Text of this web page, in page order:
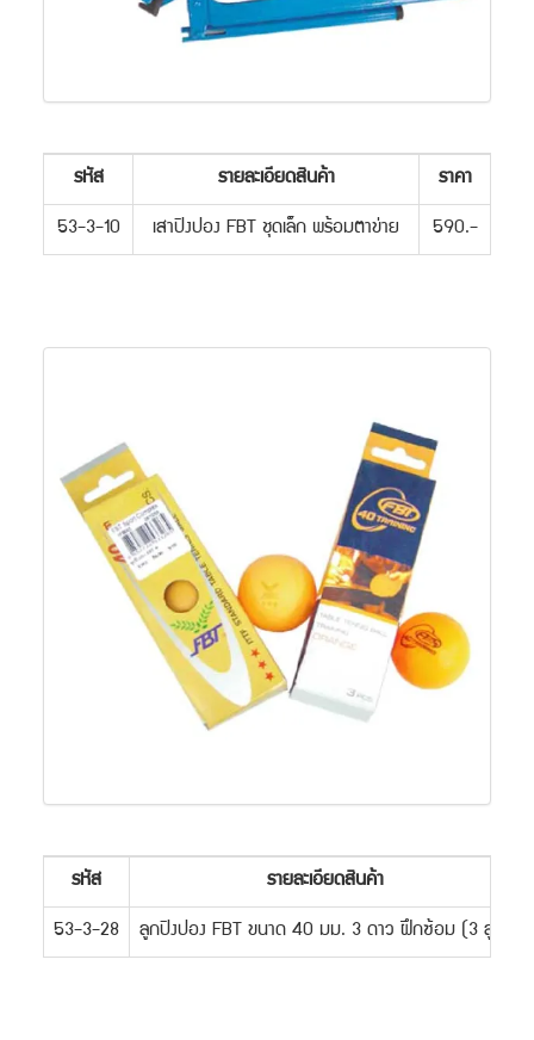
รหัส รายละเอียดสินค้า ราคา
53-3-10 เสาปิงปอง FBT ชุดเล็ก พร้อมตาข่าย 590.-
รหัส รายละเอียดสินค้า
53-3-28 ลูกปิงปอง FBT ขนาด 40 มม. 3 ดาว ฝึกซ้อม (3 ลูก)